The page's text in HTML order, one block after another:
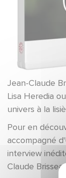
Jean-Claude
Lisa Heredia
univers à la
Pour en
accompagné
interview
Claude